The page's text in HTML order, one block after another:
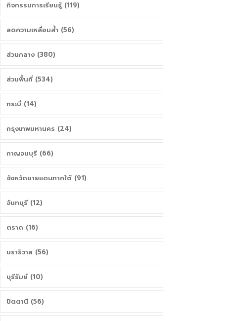
กิจกรรมการเรียนรู้ (119)
ลดความเหลื่อมล้ำ (56)
ส่วนกลาง (380)
ส่วนพื้นที่ (534)
กระบี่ (14)
กรุงเทพมหานคร (24)
กาญจนบุรี (66)
จังหวัดชายแดนภาคใต้ (91)
จันทบุรี (12)
ตราด (16)
นราธิวาส (56)
บุรีรัมย์ (10)
ปัตตานี (56)